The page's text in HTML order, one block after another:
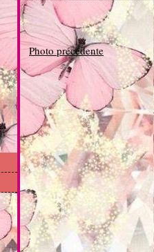
Photo précédente